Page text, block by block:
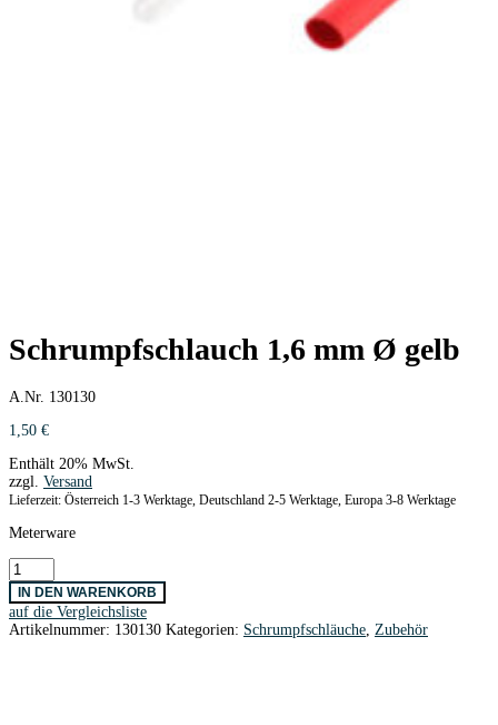
Schrumpfschlauch 1,6 mm Ø gelb
A.Nr. 130130
1,50 €
Enthält 20% MwSt.
zzgl. Versand
Lieferzeit: Österreich 1-3 Werktage, Deutschland 2-5 Werktage, Europa 3-8 Werktage
Meterware
Schrumpfschlauch
1,6
mm
Ø
gelb
IN DEN WARENKORB
auf die Vergleichsliste
Artikelnummer: 130130 Kategorien: Schrumpfschläuche Zubehör